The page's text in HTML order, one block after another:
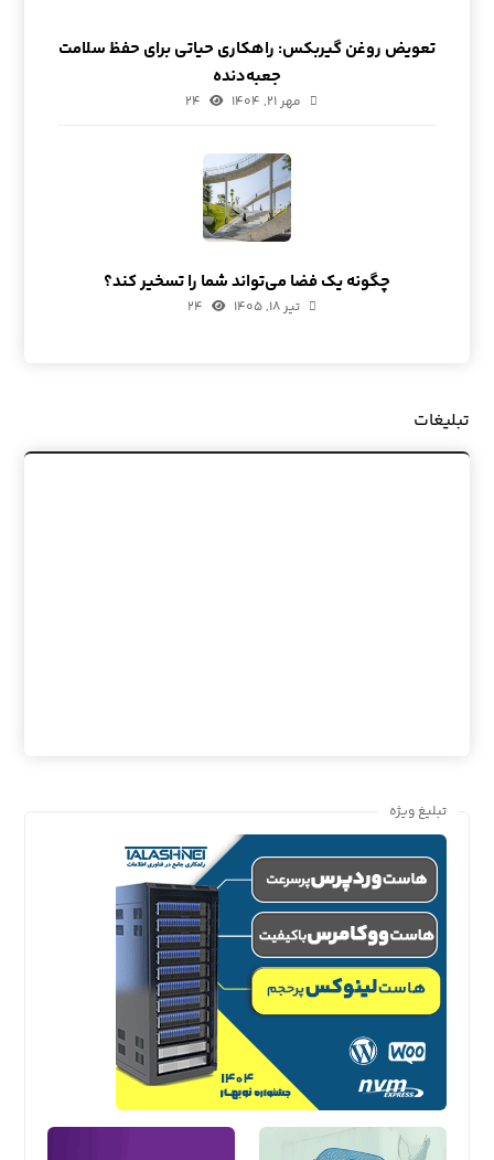
تعویض روغن گیربکس: راهکاری حیاتی برای حفظ سلامت
جعبه‌دنده
مهر ۲۱, ۱۴۰۴ ۲۴
چگونه یک فضا می‌تواند شما را تسخیر کند؟
تیر ۱۸, ۱۴۰۵ ۲۴
تبلیغات
تبلیغ ویژه